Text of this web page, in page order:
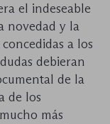
el indeseable
novedad y la
a los
debieran
de la
de los
más